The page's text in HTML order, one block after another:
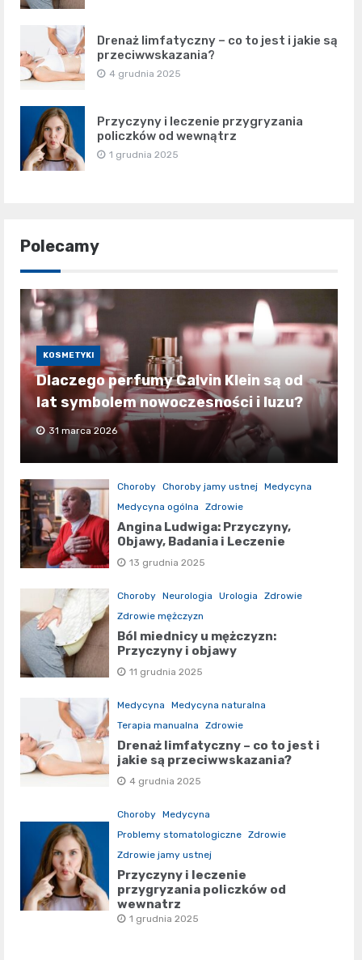
Drenaż limfatyczny – co to jest i jakie są
przeciwwskazania?
4 grudnia 2025
Przyczyny i leczenie przygryzania
policzków od wewnątrz
1 grudnia 2025
Polecamy
KOSMETYKI
Dlaczego perfumy Calvin Klein są od
lat symbolem nowoczesności i luzu?
31 marca 2026
Choroby Choroby jamy ustnej Medycyna
Medycyna ogólna
Zdrowie
Angina Ludwiga: Przyczyny,
Objawy, Badania i Leczenie
13 grudnia 2025
Choroby Neurologia Urologia
Zdrowie
Zdrowie mężczyzn
Ból miednicy u mężczyzn:
Przyczyny i objawy
11 grudnia 2025
Medycyna
Medycyna naturalna
Terapia manualna
Zdrowie
Drenaż limfatyczny – co to jest i
jakie są przeciwwskazania?
4 grudnia 2025
Choroby Medycyna
Problemy stomatologiczne Zdrowie
Zdrowie jamy ustnej
Przyczyny i leczenie
przygryzania policzków od
wewnątrz
1 grudnia 2025